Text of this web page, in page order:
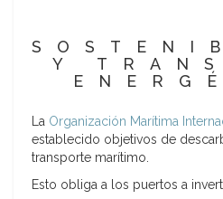
Y
La Organización Marítima
establecido objetivos de
transporte marítimo.
Esto obliga a los puertos a